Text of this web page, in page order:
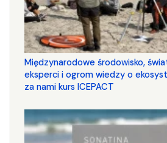
Międzynarodowe środowisko,
eksperci i ogrom wiedzy o
za nami kurs ICEPACT